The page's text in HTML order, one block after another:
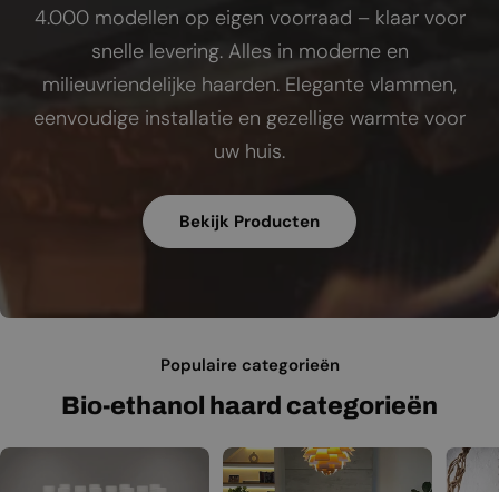
4.000 modellen op eigen voorraad – klaar voor
snelle levering. Alles in moderne en
milieuvriendelijke haarden. Elegante vlammen,
eenvoudige installatie en gezellige warmte voor
uw huis.
Bekijk Producten
Populaire categorieën
Bio-ethanol haard categorieën